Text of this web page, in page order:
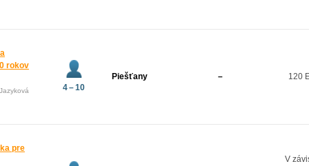
rokov
4 – 10
Piešťany – 120
pre
V